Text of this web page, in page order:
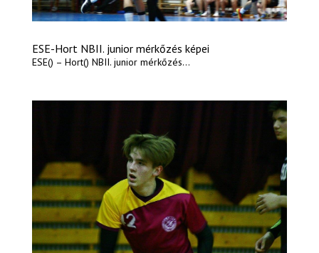
ESE-Hort NBII. junior mérkőzés képei
ESE() – Hort() NBII. junior mérkőzés...